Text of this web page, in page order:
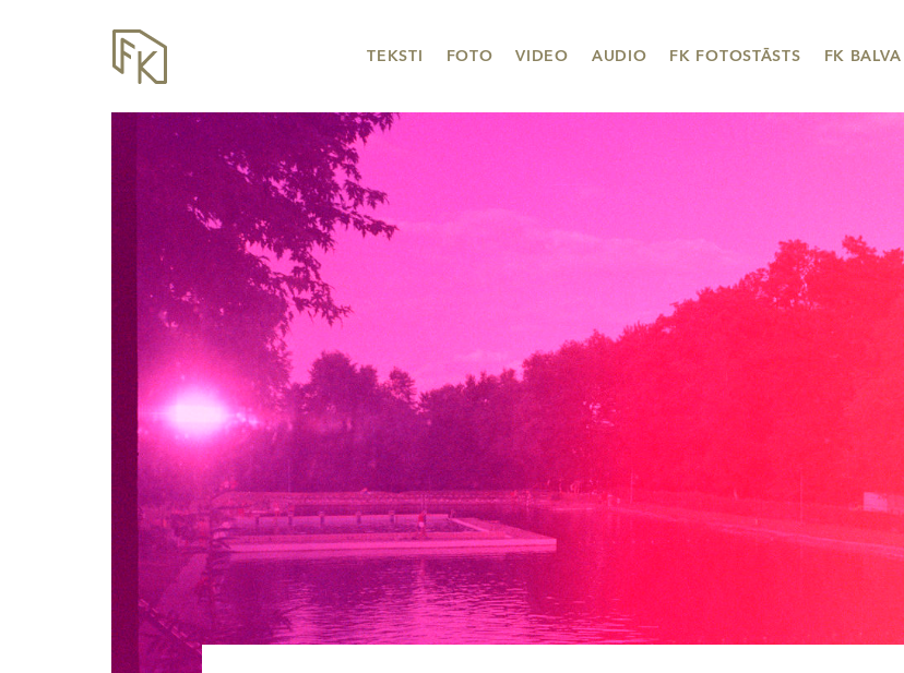
TEKSTI FOTO VIDEO AUDIO FK FOTOSTĀSTS FK BALVA